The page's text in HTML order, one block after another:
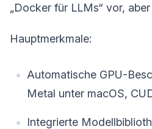
„Docker für LLMs“ vor,
Hauptmerkmale:
Automatische GPU-
Metal unter macOS,
Integrierte